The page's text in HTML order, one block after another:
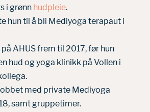
i grønn hudpleie.
hun til å bli Mediyoga terapaut i
AHUS frem til 2017, før hun
hud og yoga klinikk på Vollen i
jobbet med private Mediyoga
samt gruppetimer.